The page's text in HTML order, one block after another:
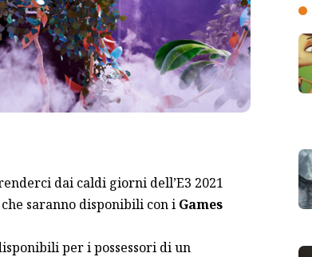
dai caldi giorni dell’E3 2021
saranno disponibili con i Games
peri possessori di un